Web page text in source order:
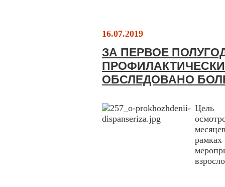
16.07.2019
ЗА ПЕРВОЕ
ОБСЛЕДОВАНО
Цель